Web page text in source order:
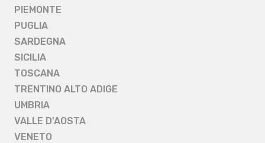
PIEMONTE
PUGLIA
SARDEGNA
SICILIA
TOSCANA
TRENTINO ALTO ADIGE
UMBRIA
VALLE D'AOSTA
VENETO